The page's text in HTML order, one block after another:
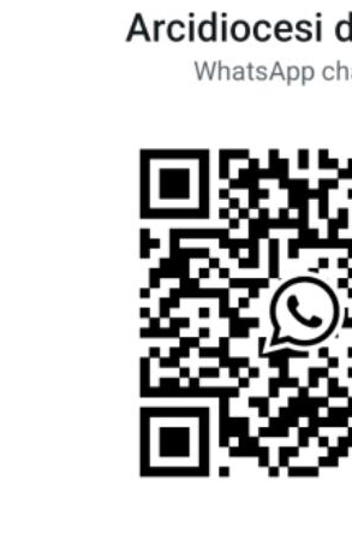
ore 11:30 - Lucca, Scuola
Mei - Viale Castruccio
murales in
Mei curato dal Liceo
ore 18 - Fiano
parrocchiale - Messa in
Mei celebrata da mons.
di Lucca
ore 20.30 -
Michele al Cippo di don
della Memoria in alcuni
città. Ritrovo alle ore